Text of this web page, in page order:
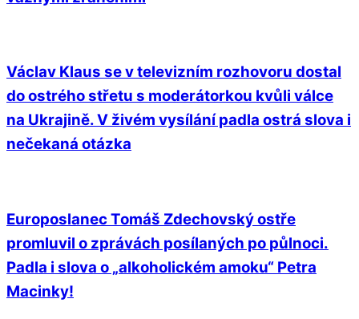
Václav Klaus se v televizním rozhovoru dostal
do ostrého střetu s moderátorkou kvůli válce
na Ukrajině. V živém vysílání padla ostrá slova i
nečekaná otázka
Europoslanec Tomáš Zdechovský ostře
promluvil o zprávách posílaných po půlnoci.
Padla i slova o „alkoholickém amoku“ Petra
Macinky!